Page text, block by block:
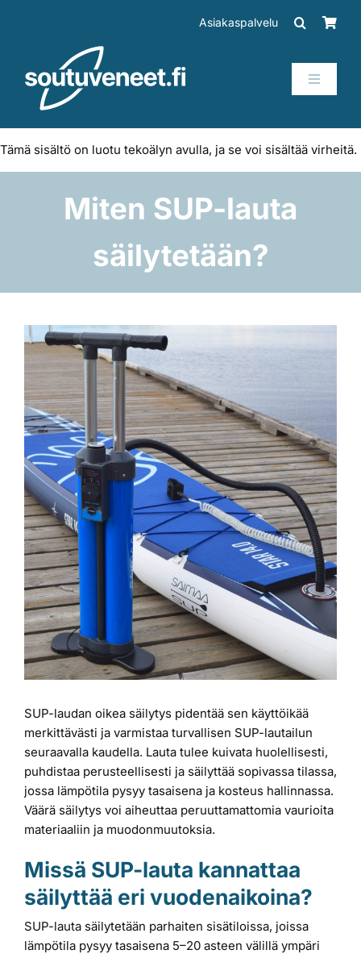
Asiakaspalvelu
Toggle
Perämoottorit
Tarvikkeet
Laiturit
Valmistajat
Rahoitus
Asiakaskokemuksia
Tämä sisältö on luotu tekoälyn avulla, ja se voi sisältää virheitä.
Miten SUP-lauta
säilytetään?
Katso
kuvaa
isompana
SUP-laudan oikea säilytys pidentää sen käyttöikää
merkittävästi ja varmistaa turvallisen SUP-lautailun
seuraavalla kaudella. Lauta tulee kuivata huolellisesti,
puhdistaa perusteellisesti ja säilyttää sopivassa tilassa,
jossa lämpötila pysyy tasaisena ja kosteus hallinnassa.
Väärä säilytys voi aiheuttaa peruuttamattomia vaurioita
materiaaliin ja muodonmuutoksia.
Missä SUP-lauta kannattaa
säilyttää eri vuodenaikoina?
SUP-lauta säilytetään parhaiten sisätiloissa, joissa
lämpötila pysyy tasaisena 5–20 asteen välillä ympäri